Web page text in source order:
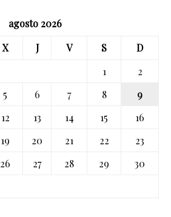
agosto 2026
X J V S
D
1
2
5 6 7 8
9
12 13 14 15
16
19 20 21 22
23
26 27 28 29
30